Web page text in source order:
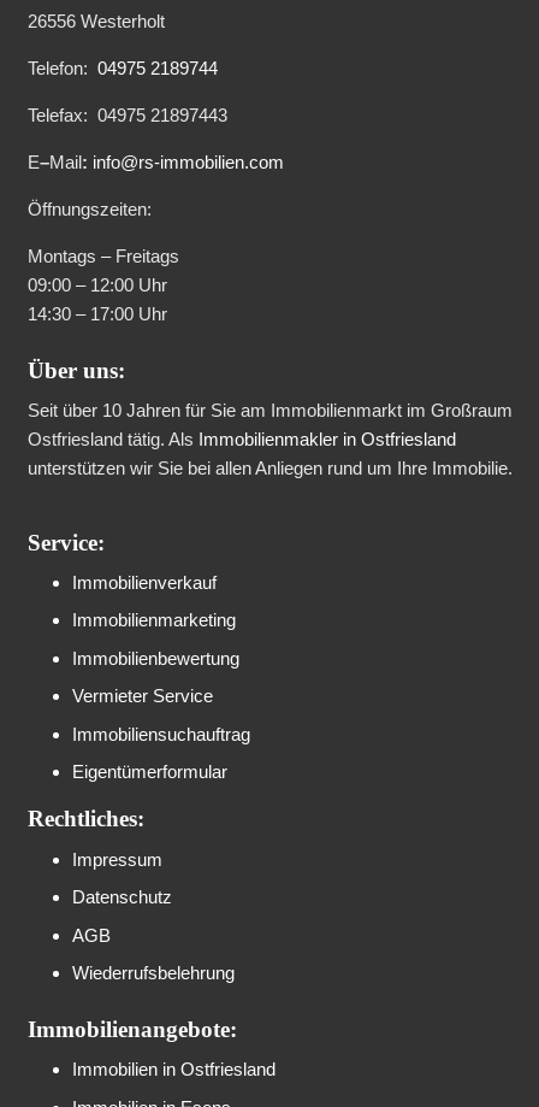
26556 Westerholt
Telefon: 04975 2189744
Telefax: 04975 21897443
E–Mail: info@rs-immobilien.com
Öffnungszeiten:
Montags – Freitags
09:00 – 12:00 Uhr
14:30 – 17:00 Uhr
Über uns:
Seit über 10 Jahren für Sie am Immobilienmarkt im Großraum
Ostfriesland tätig. Als Immobilienmakler in Ostfriesland
unterstützen wir Sie bei allen Anliegen rund um Ihre Immobilie.
Service:
Immobilienverkauf
Immobilienmarketing
Immobilienbewertung
Vermieter Service
Immobiliensuchauftrag
Eigentümerformular
Rechtliches:
Impressum
Datenschutz
AGB
Wiederrufsbelehrung
Immobilienangebote:
Immobilien in Ostfriesland